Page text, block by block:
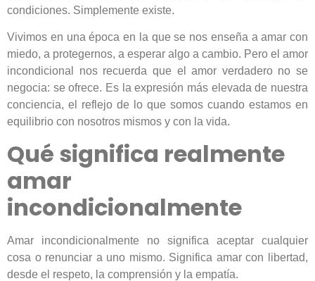
condiciones. Simplemente existe.
Vivimos en una época en la que se nos enseña a amar con
miedo, a protegernos, a esperar algo a cambio. Pero el amor
incondicional nos recuerda que el amor verdadero no se
negocia: se ofrece. Es la expresión más elevada de nuestra
conciencia, el reflejo de lo que somos cuando estamos en
equilibrio con nosotros mismos y con la vida.
Qué significa realmente
amar
incondicionalmente
Amar incondicionalmente no significa aceptar cualquier
cosa o renunciar a uno mismo. Significa amar con libertad,
desde el respeto, la comprensión y la empatía.